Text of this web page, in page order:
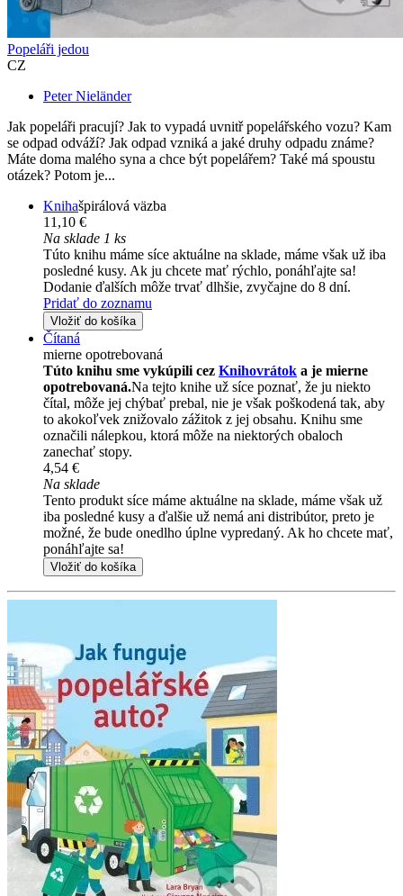
Popeláři jedou
CZ
Peter Nieländer
Jak popeláři pracují? Jak to vypadá uvnitř popelářského vozu? Kam
se odpad odváží? Jak odpad vzniká a jaké druhy odpadu známe?
Máte doma malého syna a chce být popelářem? Také má spoustu
otázek? Potom je...
Knihašpirálová väzba
11,10 €
Na sklade 1 ks
Túto knihu máme síce aktuálne na sklade, máme však už iba
posledné kusy. Ak ju chcete mať rýchlo, ponáhľajte sa!
Dodanie ďalších môže trvať dlhšie, zvyčajne do 8 dní.
Pridať do zoznamu
Vložiť do košíka
Čítaná
mierne opotrebovaná
Túto knihu sme vykúpili cez Knihovrátok a je mierne
opotrebovaná.Na tejto knihe už síce poznať, že ju niekto
čítal, môže jej chýbať prebal, nie je však poškodená tak, aby
to akokoľvek znižovalo zážitok z jej obsahu. Knihu sme
označili nálepkou, ktorá môže na niektorých obaloch
zanechať stopy.
4,54 €
Na sklade
Tento produkt síce máme aktuálne na sklade, máme však už
iba posledné kusy a ďalšie už nemá ani distribútor, preto je
možné, že bude onedlho úplne vypredaný. Ak ho chcete mať,
ponáhľajte sa!
Vložiť do košíka